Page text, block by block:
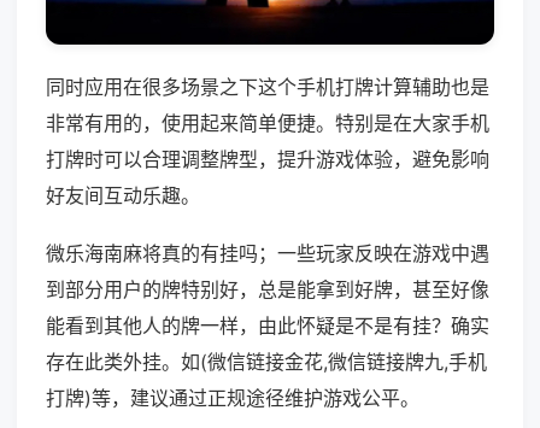
同时应用在很多场景之下这个手机打牌计算辅助也是
非常有用的，使用起来简单便捷。特别是在大家手机
打牌时可以合理调整牌型，提升游戏体验，避免影响
好友间互动乐趣。
微乐海南麻将真的有挂吗；一些玩家反映在游戏中遇
到部分用户的牌特别好，总是能拿到好牌，甚至好像
能看到其他人的牌一样，由此怀疑是不是有挂？确实
存在此类外挂。如(微信链接金花,微信链接牌九,手机
打牌)等，建议通过正规途径维护游戏公平。